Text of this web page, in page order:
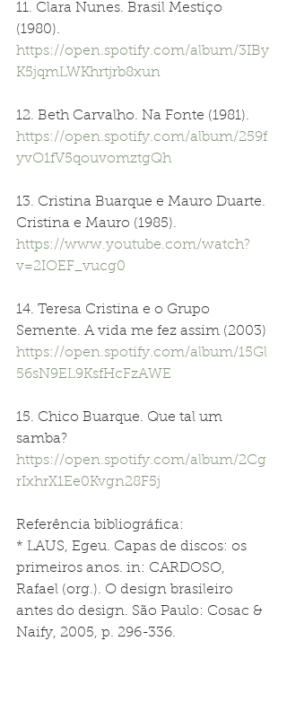
11. Clara Nunes. Brasil Mestiço
(1980).
https://open.spotify.com/album/3IBy
K5jqmLWKhrtjrb8xun
12. Beth Carvalho. Na Fonte (1981).
https://open.spotify.com/album/259f
yvO1fV5qouvomztgQh
13. Cristina Buarque e Mauro Duarte.
Cristina e Mauro (1985).
https://www.youtube.com/watch?
v=2IOEF_vucg0
14. Teresa Cristina e o Grupo
Semente. A vida me fez assim (2003)
https://open.spotify.com/album/15Gl
56sN9EL9KsfHcFzAWE
15. Chico Buarque. Que tal um
samba?
https://open.spotify.com/album/2Cg
rIxhrX1Ee0Kvgn28F5j
Referência bibliográfica:
* LAUS, Egeu. Capas de discos: os
primeiros anos. in: CARDOSO,
Rafael (org.). O design brasileiro
antes do design. São Paulo: Cosac &
Naify, 2005, p. 296-336.